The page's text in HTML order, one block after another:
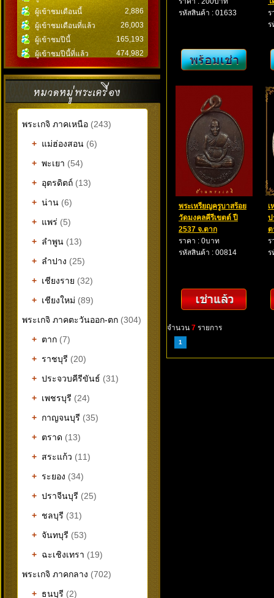
ผู้เข้าชมเดือนนี้
2,886
ผู้เข้าชมเดือนที่แล้ว
26,003
ผู้เข้าชมปีนี้
165,193
ผู้เข้าชมปีนี้ที่แล้ว
474,982
พระเกจิ ภาคเหนือ (243)
+ แม่ฮ่องสอน (6)
+ พะเยา (54)
+ อุตรดิตถ์ (13)
+ น่าน (6)
+ แพร่ (5)
+ ลำพูน (13)
+ ลำปาง (25)
+ เชียงราย (32)
+ เชียงใหม่ (89)
พระเกจิ ภาคตะวันออก-ตก (304)
+ ตาก (7)
+ ราชบุรี (20)
+ ประจวบคีรีขันธ์ (31)
+ เพชรบุรี (24)
+ กาญจนบุรี (35)
+ ตราด (13)
+ สระแก้ว (11)
+ ระยอง (34)
+ ปราจีนบุรี (25)
+ ชลบุรี (31)
+ จันทบุรี (53)
+ ฉะเชิงเทรา (19)
พระเกจิ ภาคกลาง (702)
+ ธนบุรี (2)
รหัสสินค้า : 01633
ร
ร
พระเหรียญครูบาสร้อย
วัดมงคลคีรีเขตต์ ปี
2537 จ.ตาก
ราคา : 0บาท
รหัสสินค้า : 00814
เ
ป
ต
ร
ร
จำนวน 7 รายการ
1